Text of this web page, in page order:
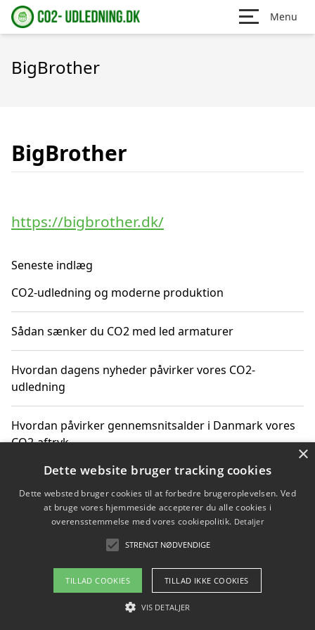
Menu
BigBrother
BigBrother
https://bigbrother.dk/
Seneste indlæg
CO2-udledning og moderne produktion
Sådan sænker du CO2 med led armaturer
Hvordan dagens nyheder påvirker vores CO2-
udledning
Hvordan påvirker gennemsnitsalder i Danmark vores
CO2-aftryk
Hvordan nyheder om CO2-udledning påvirker vores
hverdag
Om / kontakt
Blog Betingelser
×
Dette website bruger tracking cookies
Dette websted bruger cookies til at forbedre brugeroplevelsen. Ved
at bruge vores hjemmeside accepterer du alle cookies i
overensstemmelse med vores cookiepolitik. Detaljer
STRENGT NØDVENDIGE
TILLAD COOKIES TILLAD IKKE COOKIES
VIS DETALJER